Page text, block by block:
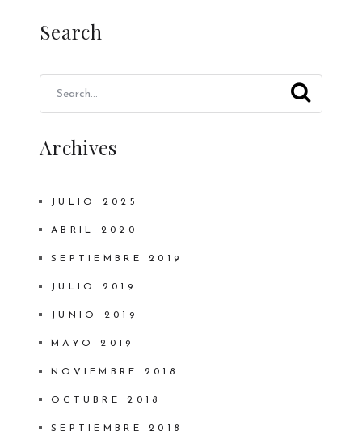
Search
Archives
JULIO 2025
ABRIL 2020
SEPTIEMBRE 2019
JULIO 2019
JUNIO 2019
MAYO 2019
NOVIEMBRE 2018
OCTUBRE 2018
SEPTIEMBRE 2018